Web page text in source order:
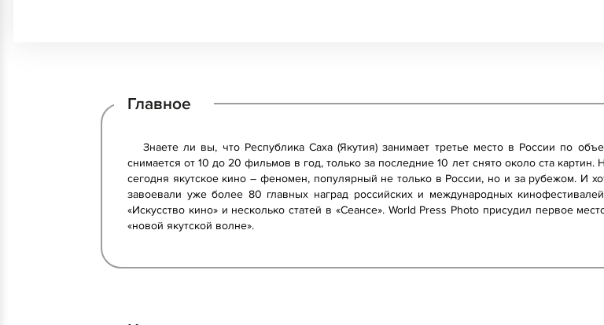
Главное
Знаете ли вы, что Республика Саха (Якутия) занимает третье место в России по
снимается от 10 до 20 фильмов в год, только за последние 10 лет снято около ста
сегодня якутское кино – феномен, популярный не только в России, но и за рубежом. И
завоевали уже более 80 главных наград российских и международных
«Искусство кино» и несколько статей в «Сеансе». World Press Photo присудил первое
«новой якутской волне».